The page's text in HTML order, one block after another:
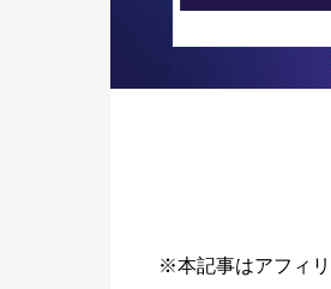
※本記事はアフィリ